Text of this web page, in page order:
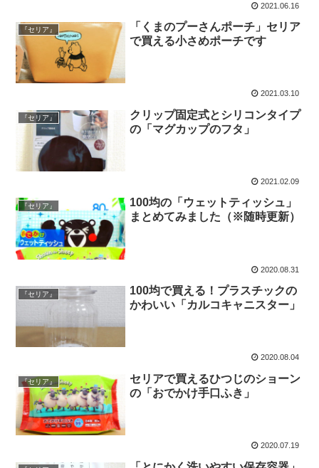
2021.06.16
『セリア』
「くまのプーさんポーチ」セリア
で買える小さめポーチです
2021.03.10
『セリア』
クリップ固定式とシリコンタイプ
の「マグカップのフタ」
2021.02.09
『セリア』
100均の「ウェットティッシュ」
まとめてみました（※随時更新）
2020.08.31
『セリア』
100均で買える！プラスチックの
かわいい「カルコキャニスター」
2020.08.04
『セリア』
セリアで買えるひつじのショーン
の「おでかけ手口ふき」
2020.07.19